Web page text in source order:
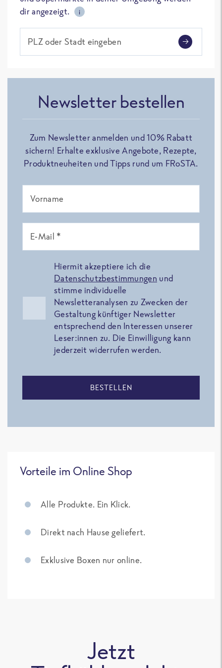
dir angezeigt.
i
PLZ oder Stadt eingeben
Newsletter bestellen
Zum Newsletter anmelden und 10% Rabatt
sichern! Erhalte exklusive Angebote, Rezepte,
Produktneuheiten und Tipps rund um FRoSTA.
Vorname
E-Mail *
Hiermit akzeptiere ich die
Datenschutzbestimmungen und
stimme individuelle
Newsletteranalysen zu Zwecken der
Gestaltung künftiger Newsletter
entsprechend den Interessen unserer
Leser:innen zu. Die Einwilligung kann
jederzeit widerrufen werden.
BESTELLEN
Vorteile im Online Shop
Alle Produkte. Ein Klick.
Direkt nach Hause geliefert.
Exklusive Boxen nur online.
Jetzt